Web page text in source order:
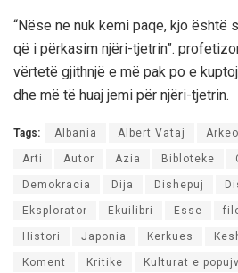
“Nëse ne nuk kemi paqe, kjo është
që i përkasim njëri-tjetrin”.
vërtetë gjithnjë e më pak po e
dhe më të huaj jemi për njëri-tjetrin.
Tags: Albania Albert Vataj
Arti Autor Azia Bibloteke
Demokracia Dija Dishepuj
Eksplorator Ekuilibri Esse
Histori Japonia Kerkues
Koment Kritike Kulturat e